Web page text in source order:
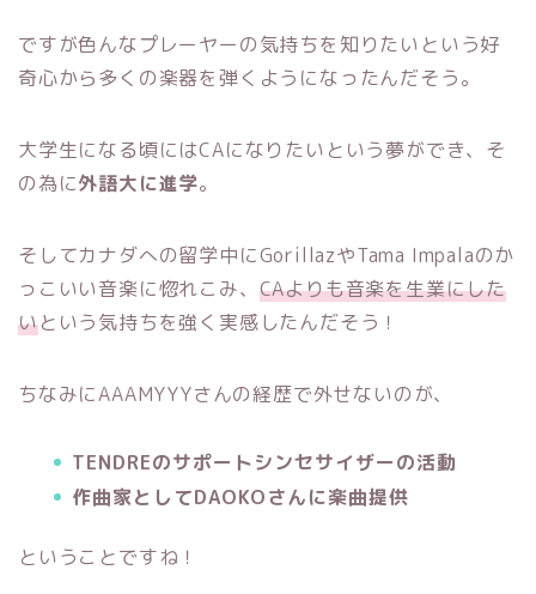
ですが色んなプレーヤーの気持ちを知りたいという好
奇心から多くの楽器を弾くようになったんだそう。
大学生になる頃にはCAになりたいという夢ができ、そ
の為に外語大に進学。
そしてカナダへの留学中にGorillazやTama Impalaのか
っこいい音楽に惚れこみ、 CAよりも音楽を生業にした
いという気持ちを強く実感したんだそう！
ちなみにAAAMYYYさんの経歴で外せないのが、
TENDREのサポートシンセサイザーの活動
作曲家としてDAOKOさんに楽曲提供
ということですね！